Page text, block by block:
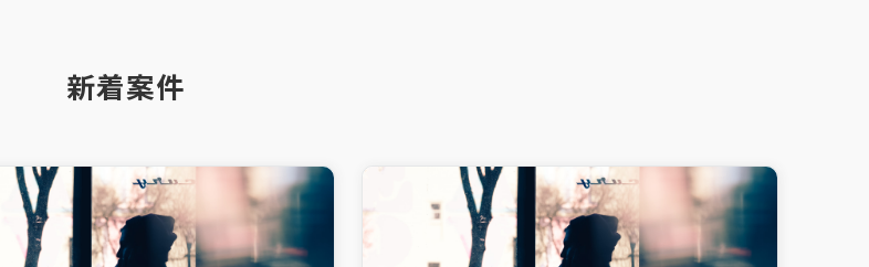
新着案件